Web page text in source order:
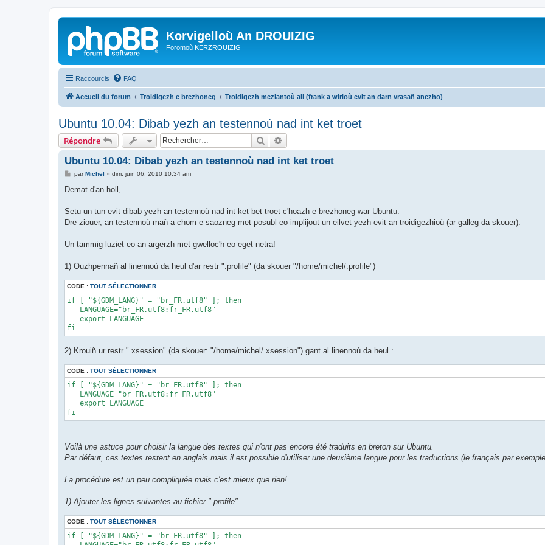
Korvigelloù An DROUIZIG
Foromoù KERZROUIZIG
Raccourcis FAQ
Accueil du forum Troidigezh e brezhoneg Troidigezh meziantoù all (frank a wirioù evit an darn vrasañ anezho)
Ubuntu 10.04: Dibab yezh an testennoù nad int ket troet
Répondre Rechercher
Ubuntu 10.04: Dibab yezh an testennoù nad int ket troet
M
s
g
parMichel » dim. juin 06, 2010 10:34 am
Demat d'an holl,
Setu un tun evit dibab yezh an testennoù nad int ket bet troet c'hoazh e brezhoneg war Ubuntu.
Dre ziouer, an testennoù-mañ a chom e saozneg met posubl eo implijout un eilvet yezh evit an troidigezhioù (ar galleg da skouer).
Un tammig luziet eo an argerzh met gwelloc'h eo eget netra!
1) Ouzhpennañ al linennoù da heul d'ar restr ".profile" (da skouer "/home/michel/.profile")
CODE : TOUT SÉLECTIONNER
if [ "${GDM_LANG}" = "br_FR.utf8" ]; then
   LANGUAGE="br_FR.utf8:fr_FR.utf8"
   export LANGUAGE
fi
2) Krouiñ ur restr ".xsession" (da skouer: "/home/michel/.xsession") gant al linennoù da heul :
CODE : TOUT SÉLECTIONNER
if [ "${GDM_LANG}" = "br_FR.utf8" ]; then
   LANGUAGE="br_FR.utf8:fr_FR.utf8"
   export LANGUAGE
fi
Voilà une astuce pour choisir la langue des textes qui n'ont pas encore été traduits en breton sur Ubuntu.
Par défaut, ces textes restent en anglais mais il est possible d'utiliser une deuxième langue pour les traductions (le français par
La procédure est un peu compliquée mais c'est mieux que rien!
1) Ajouter les lignes suivantes au fichier ".profile"
CODE : TOUT SÉLECTIONNER
if [ "${GDM_LANG}" = "br_FR.utf8" ]; then